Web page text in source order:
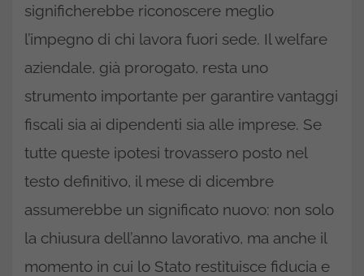
significherebbe riconoscere meglio
l’impegno di chi lavora fuori sede. Il welfare
aziendale, già prorogato, resta uno
strumento importante per garantire vantaggi
fiscali sia ai dipendenti sia alle imprese. Se
tutte queste ipotesi trovassero posto nel
testo definitivo, il mese di dicembre
assumerebbe un significato nuovo: non solo
la chiusura dell’anno lavorativo, ma anche il
momento in cui lo Stato restituisce fiducia e